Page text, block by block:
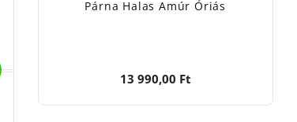
Párna Halas Amúr Óriás
13 990,00 Ft